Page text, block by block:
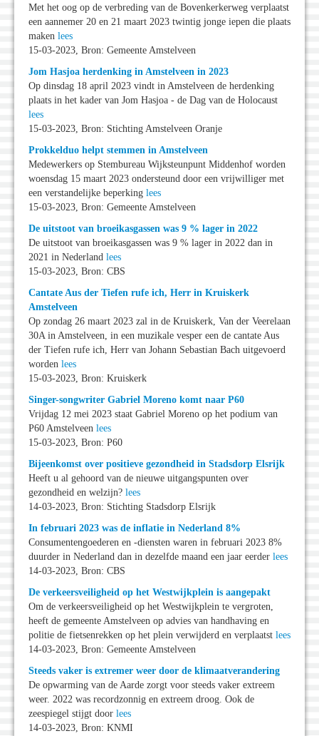
Met het oog op de verbreding van de Bovenkerkerweg verplaatst
een aannemer 20 en 21 maart 2023 twintig jonge iepen die plaats
maken lees
15-03-2023, Bron: Gemeente Amstelveen
Jom Hasjoa herdenking in Amstelveen in 2023
Op dinsdag 18 april 2023 vindt in Amstelveen de herdenking
plaats in het kader van Jom Hasjoa - de Dag van de Holocaust
lees
15-03-2023, Bron: Stichting Amstelveen Oranje
Prokkelduo helpt stemmen in Amstelveen
Medewerkers op Stembureau Wijksteunpunt Middenhof worden
woensdag 15 maart 2023 ondersteund door een vrijwilliger met
een verstandelijke beperking lees
15-03-2023, Bron: Gemeente Amstelveen
De uitstoot van broeikasgassen was 9 % lager in 2022
De uitstoot van broeikasgassen was 9 % lager in 2022 dan in
2021 in Nederland lees
15-03-2023, Bron: CBS
Cantate Aus der Tiefen rufe ich, Herr in Kruiskerk
Amstelveen
Op zondag 26 maart 2023 zal in de Kruiskerk, Van der Veerelaan
30A in Amstelveen, in een muzikale vesper een de cantate Aus
der Tiefen rufe ich, Herr van Johann Sebastian Bach uitgevoerd
worden lees
15-03-2023, Bron: Kruiskerk
Singer-songwriter Gabriel Moreno komt naar P60
Vrijdag 12 mei 2023 staat Gabriel Moreno op het podium van
P60 Amstelveen lees
15-03-2023, Bron: P60
Bijeenkomst over positieve gezondheid in Stadsdorp Elsrijk
Heeft u al gehoord van de nieuwe uitgangspunten over
gezondheid en welzijn? lees
14-03-2023, Bron: Stichting Stadsdorp Elsrijk
In februari 2023 was de inflatie in Nederland 8%
Consumentengoederen en -diensten waren in februari 2023 8%
duurder in Nederland dan in dezelfde maand een jaar eerder lees
14-03-2023, Bron: CBS
De verkeersveiligheid op het Westwijkplein is aangepakt
Om de verkeersveiligheid op het Westwijkplein te vergroten,
heeft de gemeente Amstelveen op advies van handhaving en
politie de fietsenrekken op het plein verwijderd en verplaatst lees
14-03-2023, Bron: Gemeente Amstelveen
Steeds vaker is extremer weer door de klimaatverandering
De opwarming van de Aarde zorgt voor steeds vaker extreem
weer. 2022 was recordzonnig en extreem droog. Ook de
zeespiegel stijgt door lees
14-03-2023, Bron: KNMI